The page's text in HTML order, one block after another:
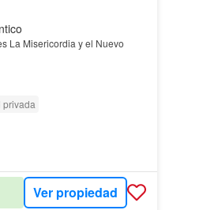
La Misericordia y el Nuevo
privada
Ver propiedad